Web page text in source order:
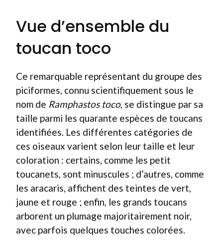
Vue d’ensemble du
toucan toco
Ce remarquable représentant du groupe des
piciformes, connu scientifiquement sous le
nom de Ramphastos toco, se distingue par sa
taille parmi les quarante espèces de toucans
identifiées. Les différentes catégories de
ces oiseaux varient selon leur taille et leur
coloration : certains, comme les petit
toucanets, sont minuscules ; d’autres, comme
les aracaris, affichent des teintes de vert,
jaune et rouge ; enfin, les grands toucans
arborent un plumage majoritairement noir,
avec parfois quelques touches colorées.